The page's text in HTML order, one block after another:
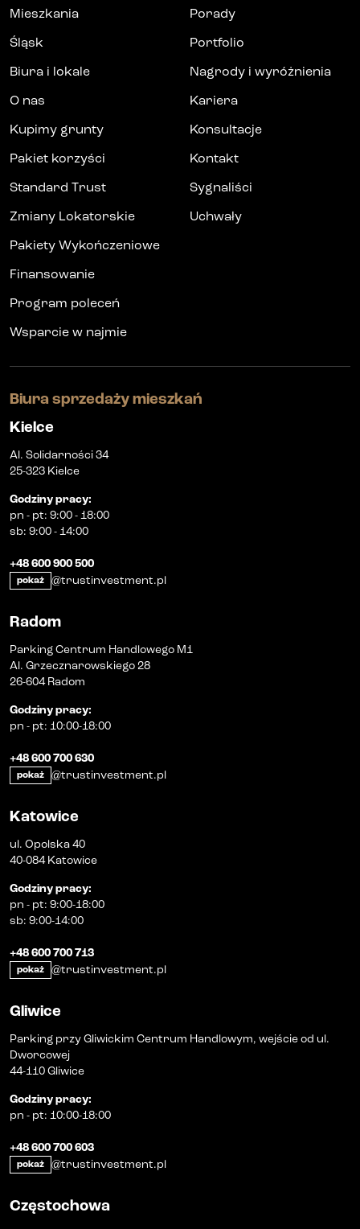
Mieszkania
Śląsk
Biura i lokale
O nas
Kupimy grunty
Pakiet korzyści
Standard Trust
Zmiany Lokatorskie
Pakiety Wykończeniowe
Finansowanie
Program poleceń
Wsparcie w najmie
Porady
Portfolio
Nagrody i wyróżnienia
Kariera
Konsultacje
Kontakt
Sygnaliści
Uchwały
Biura sprzedaży mieszkań
Kielce
Al. Solidarności 34
25-323 Kielce
Godziny pracy:
pn - pt: 9:00 - 18:00
sb: 9:00 - 14:00
+48 600 900 500
pokaż @trustinvestment.pl
Radom
Parking Centrum Handlowego M1
Al. Grzecznarowskiego 28
26-604 Radom
Godziny pracy:
pn - pt: 10:00-18:00
+48 600 700 630
pokaż @trustinvestment.pl
Katowice
ul. Opolska 40
40-084 Katowice
Godziny pracy:
pn - pt: 9:00-18:00
sb: 9:00-14:00
+48 600 700 713
pokaż @trustinvestment.pl
Gliwice
Parking przy Gliwickim Centrum Handlowym, wejście od ul.
Dworcowej
44-110 Gliwice
Godziny pracy:
pn - pt: 10:00-18:00
+48 600 700 603
pokaż @trustinvestment.pl
Częstochowa